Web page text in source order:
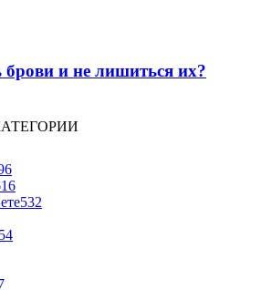
брови и не лишиться их?
532